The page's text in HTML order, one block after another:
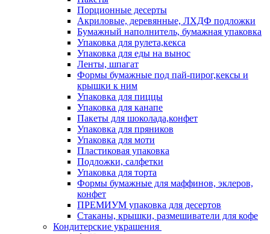
Порционные десерты
Акриловые, деревянные, ЛХДФ подложки
Бумажный наполнитель, бумажная упаковка
Упаковка для рулета,кекса
Упаковка для еды на вынос
Ленты, шпагат
Формы бумажные под пай-пирог,кексы и
крышки к ним
Упаковка для пиццы
Упаковка для канапе
Пакеты для шоколада,конфет
Упаковка для пряников
Упаковка для моти
Пластиковая упаковка
Подложки, салфетки
Упаковка для торта
Формы бумажные для маффинов, эклеров,
конфет
ПРЕМИУМ упаковка для десертов
Стаканы, крышки, размешиватели для кофе
Кондитерские украшения